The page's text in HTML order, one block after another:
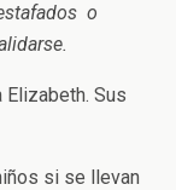
o
Elizabeth. Sus
si se llevan